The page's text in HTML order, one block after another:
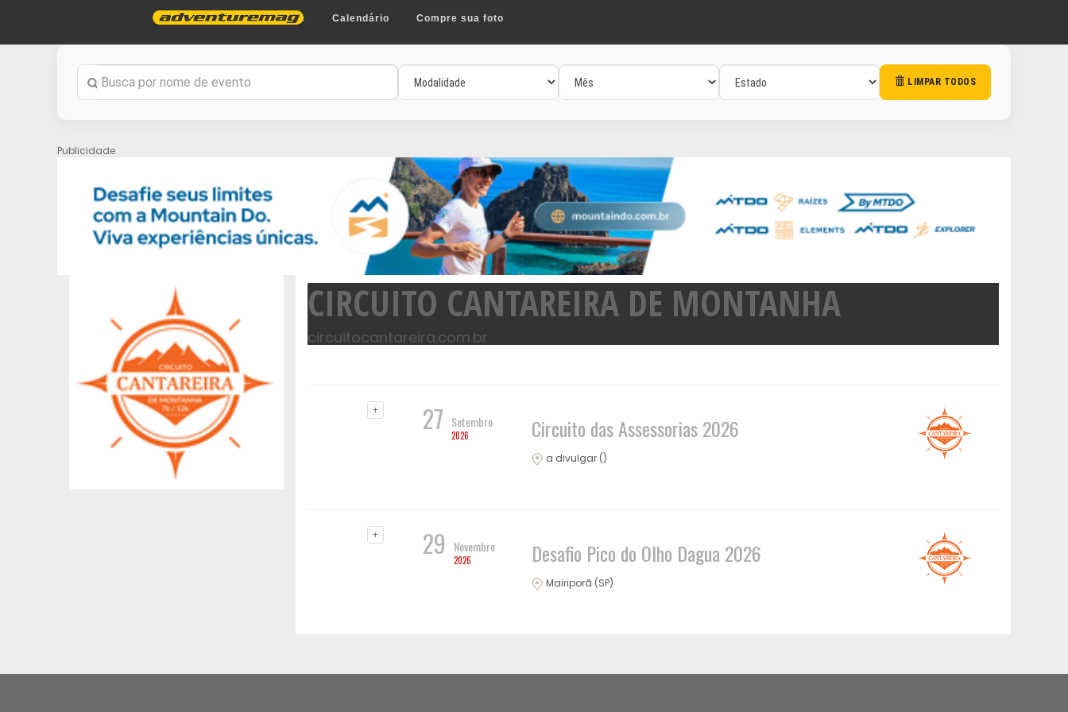
Home Calendário Compre sua foto
LIMPAR TODOS
Publicidade
CIRCUITO CANTAREIRA DE MONTANHA
circuitocantareira.com.br
+ 27 Setembro
2026 Circuito das Assessorias 2026
a divulgar ()
+ 29 Novembro
2026 Desafio Pico do Olho Dagua 2026
Mairiporã (SP)